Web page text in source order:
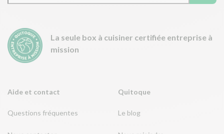
Aide et contact
Questions fréquentes
Quitoque
Le blog
La seule box à cuisiner certifiée entreprise à
mission